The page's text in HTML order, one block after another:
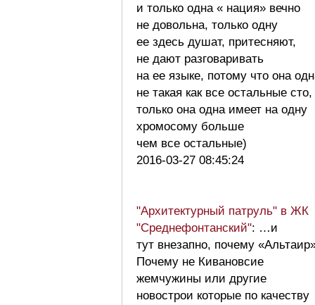
и только одна « нация» вечно
не довольна, только одну
ее здесь душат, притесняют,
не дают разговаривать
на ее языке, потому что она
не такая как все остальные сто,
только она одна имеет на одну
хромосому больше
чем все остальные)
2016-03-27 08:45:24
"Архитектурный патруль" в ЖК
"Среднефонтанский": …и
тут внезапно, почему
Почему не Кивановсие
жемчужины или другие
новострои которые по качеству